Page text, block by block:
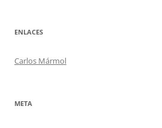
ENLACES
Carlos Mármol
META